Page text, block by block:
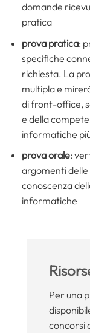
domande
pratica
prova pratica:
specifiche
richiesta. La
multipla e
di front-office,
e della
informatiche
prova orale:
argomenti
conoscenza
informatiche
Per una
concorsi